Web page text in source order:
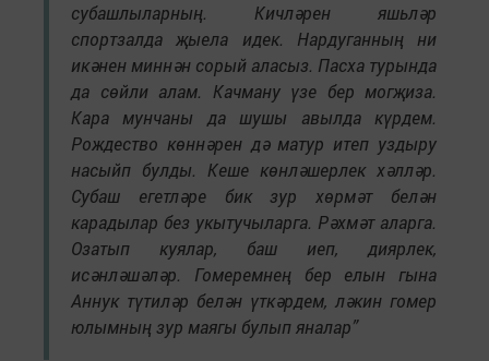
субашлыларның. Кичләрен яшьләр
спортзалда җыела идек. Нардуганның ни
икәнен миннән сорый аласыз. Пасха турында
да сөйли алам. Качману үзе бер могҗиза.
Кара мунчаны да шушы авылда күрдем.
Рождество көннәрен дә матур итеп уздыру
насыйп булды. Кеше көнләшерлек хәлләр.
Субаш егетләре бик зур хөрмәт белән
карадылар без укытучыларга. Рәхмәт аларга.
Озатып куялар, баш иеп, диярлек,
исәнләшәләр. Гомеремнең бер елын гына
Аннук түтиләр белән үткәрдем, ләкин гомер
юлымның зур маягы булып яналар”